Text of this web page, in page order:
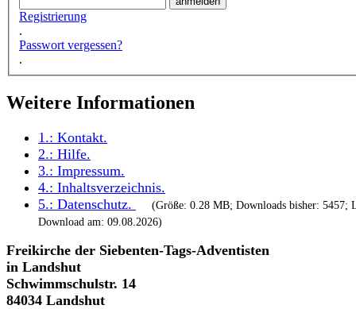
Registrierung
.
Passwort vergessen?
.
Weitere Informationen
1.: Kontakt.
2.: Hilfe.
3.: Impressum.
4.: Inhaltsverzeichnis.
5.: Datenschutz.
(Größe: 0.28 MB; Downloads bisher: 5457;
Download am: 09.08.2026)
Freikirche der Siebenten-Tags-Adventisten
in Landshut
Schwimmschulstr. 14
84034 Landshut